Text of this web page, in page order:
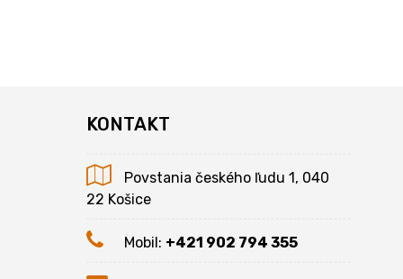
KONTAKT
Povstania českého ľudu 1, 040
22 Košice
Mobil: +421 902 794 355